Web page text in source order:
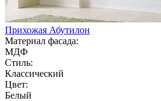
Прихожая Абутилон
Материал фасада:
МДФ
Стиль:
Классический
Цвет:
Белый